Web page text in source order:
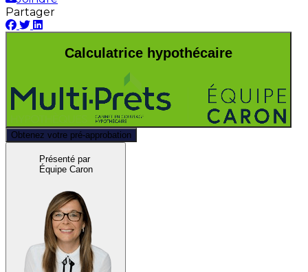
Partager
Calculatrice hypothécaire
Obtenez votre pré-approbation
Présenté par
Équipe Caron